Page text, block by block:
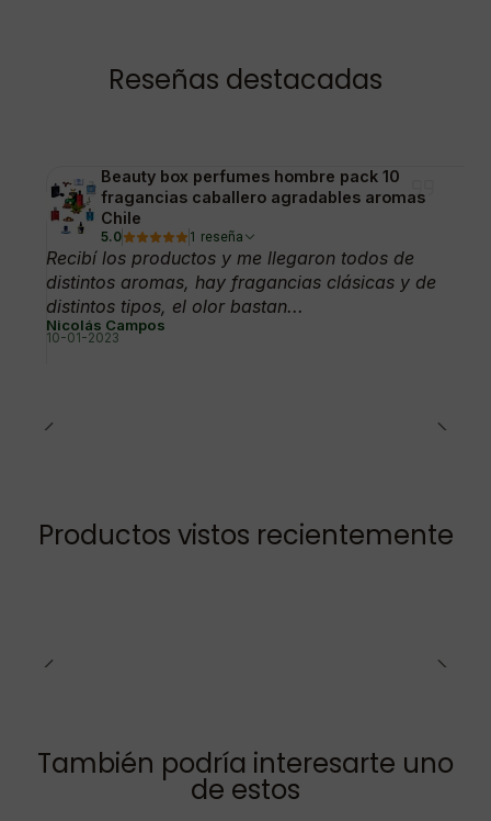
Reseñas destacadas
Beauty box perfumes hombre pack 10
fragancias caballero agradables aromas
Chile
5.0 1 reseña
Recibí los productos y me llegaron todos de
distintos aromas, hay fragancias clásicas y de
distintos tipos, el olor bastan...
Nicolás Campos
10-01-2023
Productos vistos recientemente
También podría interesarte uno
de estos